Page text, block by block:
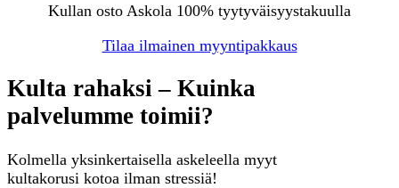
Kullan osto Askola 100% tyytyväisyystakuulla
Tilaa ilmainen myyntipakkaus
Kulta rahaksi – Kuinka
palvelumme toimii?
Kolmella yksinkertaisella askeleella myyt
kultakorusi kotoa ilman stressiä!